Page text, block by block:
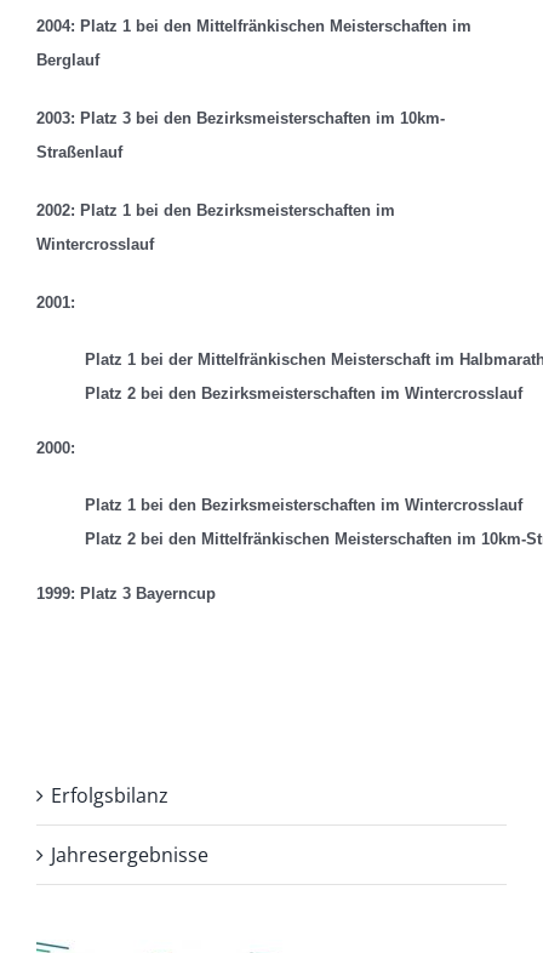
2004: Platz 1 bei den Mittelfränkischen Meisterschaften im
Berglauf
2003: Platz 3 bei den Bezirksmeisterschaften im 10km-
Straßenlauf
2002: Platz 1 bei den Bezirksmeisterschaften im
Wintercrosslauf
2001:
Platz 1 bei der Mittelfränkischen Meisterschaft im
Platz 2 bei den Bezirksmeisterschaften im Wintercrosslauf
2000:
Platz 1 bei den Bezirksmeisterschaften im Wintercrosslauf
Platz 2 bei den Mittelfränkischen Meisterschaften im 10km-
1999: Platz 3 Bayerncup
Erfolgsbilanz
Jahresergebnisse